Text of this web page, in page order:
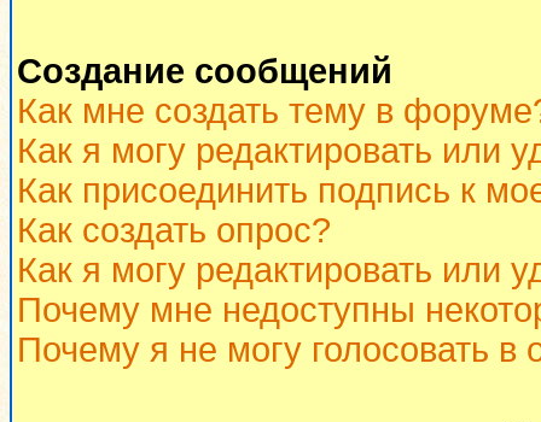
Создание сообщений
Как мне создать тему в
Как я могу редактировать или
Как присоединить подпись к
Как создать опрос?
Как я могу редактировать или
Почему мне недоступны
Почему я не могу голосовать в